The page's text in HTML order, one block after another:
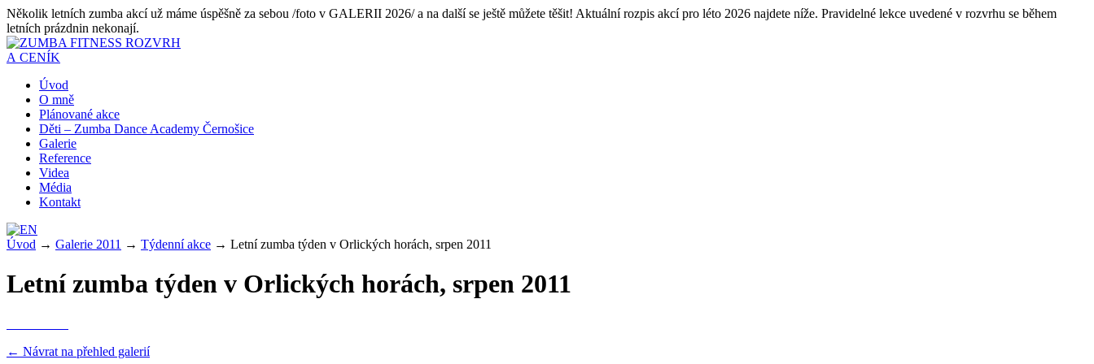
Několik letních zumba akcí už máme úspěšně za sebou /foto v GALERII 2026/ a na další se ještě můžete těšit! Aktuální rozpis akcí pro léto 2026 najdete níže. Pravidelné lekce uvedené v rozvrhu se během
letních prázdnin nekonají.
ROZVRH
A CENÍK
Úvod
O mně
Plánované akce
Děti – Zumba Dance Academy Černošice
Galerie
Reference
Videa
Média
Kontakt
Úvod → Galerie 2011 → Týdenní akce → Letní zumba týden v Orlických horách, srpen 2011
Letní zumba týden v Orlických horách, srpen 2011
← Návrat na přehled galerií